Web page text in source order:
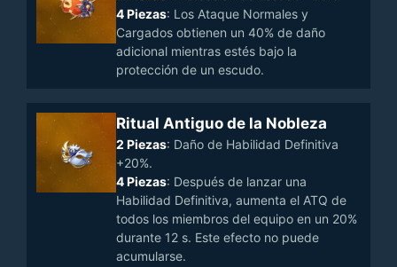
4 Piezas: Los Ataque Normales y
Cargados obtienen un 40% de daño
adicional mientras estés bajo la
protección de un escudo.
Ritual Antiguo de la Nobleza
2 Piezas: Daño de Habilidad Definitiva
+20%.
4 Piezas: Después de lanzar una
Habilidad Definitiva, aumenta el ATQ de
todos los miembros del equipo en un 20%
durante 12 s. Este efecto no puede
acumularse.